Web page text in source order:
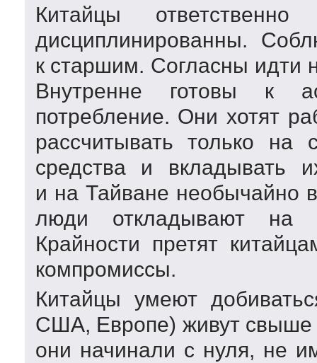
Китайцы
дисциплинированны.
к старшим. Согласны идти
Внутренне готовы к
потребление. Они хотят
рассчитывать только на
средства и вкладывать
и на Тайване необычайно
люди откладывают на
Крайности претят
компромиссы.
Китайцы умеют
США, Европе) живут свыше
они начинали с нуля, не